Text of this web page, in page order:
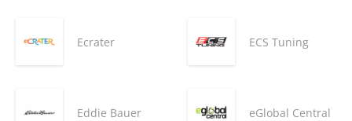
Ecrater ECS Tuning
Eddie Bauer eGlobal Central